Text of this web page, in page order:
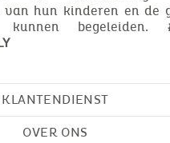
hun kinderen en de
begeleiden.
KLANTENDIENST
FAQ
OVER ONS